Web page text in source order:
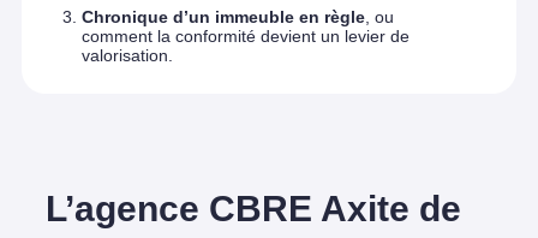
Chronique d’un immeuble en règle, ou
comment la conformité devient un levier de
valorisation.
L’agence CBRE Axite de